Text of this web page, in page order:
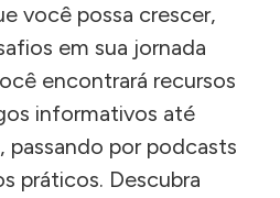
você possa crescer,
em sua jornada
encontrará recursos
informativos até
passando por podcasts
práticos. Descubra